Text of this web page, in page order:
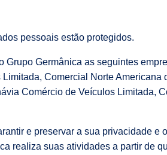
pessoais estão protegidos.
Grupo Germânica as seguintes
Comercial Norte
Comércio de Veículos Limitada,
e preservar a sua privacidade
realiza suas atividades a partir de